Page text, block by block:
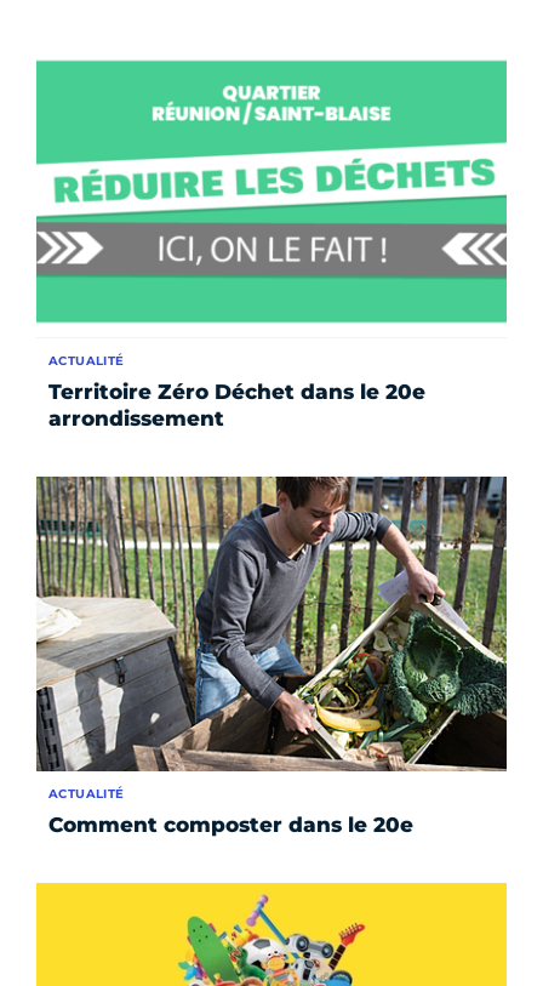
Territoire Zéro Déchet dans le 20e
arrondissement
ACTUALITÉ
Comment composter dans le 20e
ACTUALITÉ